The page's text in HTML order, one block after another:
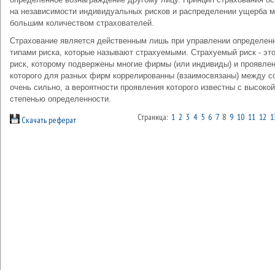
на независимости индивидуальных рисков и распределении ущерба
большим количеством страхователей.
Страхование является действенным лишь при управлении
типами риска, которые называют страхуемыми. Страхуемый риск -
риск, которому подвержены многие фирмы (или индивиды) и
которого для разных фирм коррелированны (взаимосвязаны) между
очень сильно, а вероятности проявления которого известны с высокой
степенью определенности.
Скачать реферат Страница: 1 2 3 4 5 6 78 9 10 11 12